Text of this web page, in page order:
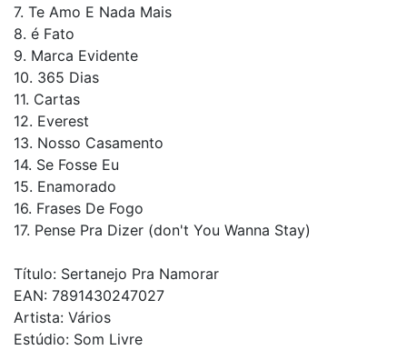
7. Te Amo E Nada Mais
8. é Fato
9. Marca Evidente
10. 365 Dias
11. Cartas
12. Everest
13. Nosso Casamento
14. Se Fosse Eu
15. Enamorado
16. Frases De Fogo
17. Pense Pra Dizer (don't You Wanna Stay)
Título: Sertanejo Pra Namorar
EAN: 7891430247027
Artista: Vários
Estúdio: Som Livre